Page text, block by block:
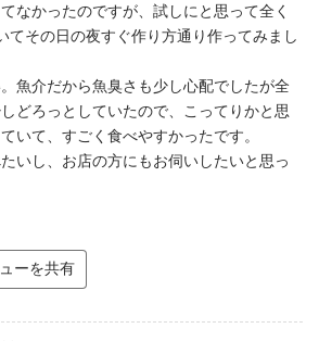
なかったのですが、試しにと思って全く
てその日の夜すぐ作り方通り作ってみまし
魚介だから魚臭さも少し心配でしたが全
どろっとしていたので、こってりかと思
いて、すごく食べやすかったです。
いし、お店の方にもお伺いしたいと思っ
ーを共有